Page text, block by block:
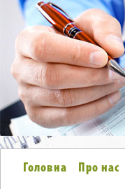
Головна Про нас